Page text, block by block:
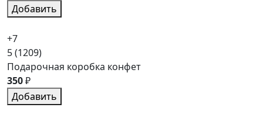
Добавить
+7
5(1209)
Подарочная коробка конфет
350₽
Добавить